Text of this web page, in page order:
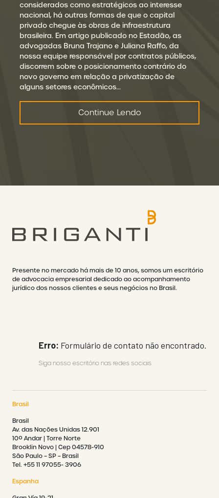
considerados como estratégicos ao interesse
nacional, há outras formas de que o capital
privado chegue às obras de infraestrutura
brasileira. Em artigo publicado no Estadão, as
advogadas Bruna Trajano e Juliana Raffo, da
nossa equipe responsável por contratos públicos,
discorrem sobre o posicionamento contrário do
novo governo em relação a privatização de
alguns setores econômicos…
Continue Lendo
Presente no mercado há mais de 10 anos, somos um escritório
de advocacia empresarial dedicado ao acompanhamento
jurídico dos nossos clientes e seus negócios no Brasil.
Erro: Formulário de contato não encontrado.
Siga nosso escritório nas redes sociais
Brasil
Brasil
Av. das Nações Unidas 12.901
10º Andar | Torre Norte
Brooklin Novo | Cep 04578-910
São Paulo – SP – Brasil
Tel. +55 11 97055- 3906
Espanha